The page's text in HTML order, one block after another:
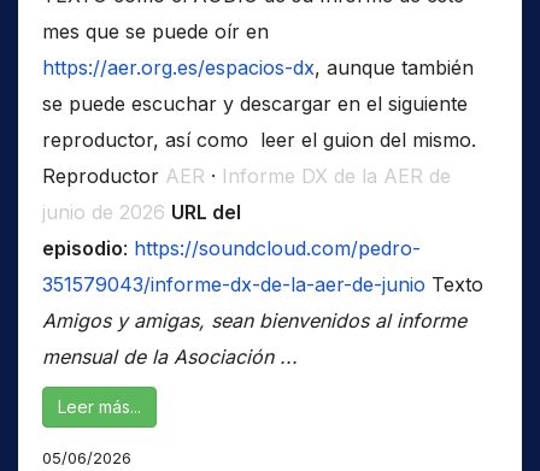
mes que se puede oír en
https://aer.org.es/espacios-dx, aunque también
se puede escuchar y descargar en el siguiente
reproductor, así como leer el guion del mismo.
Reproductor AER · Informe DX de la AER de
junio de 2026 URL del
episodio: https://soundcloud.com/pedro-
351579043/informe-dx-de-la-aer-de-junio Texto
Amigos y amigas, sean bienvenidos al informe
mensual de la Asociación ...
Leer más...
05/06/2026